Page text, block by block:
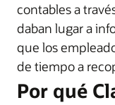
contables a
daban lugar a
que los
de tiempo a
Por qué